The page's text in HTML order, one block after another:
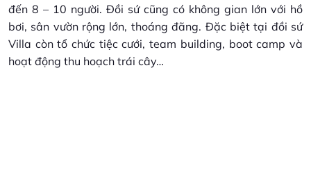
đến 8 – 10 người. Đồi sứ cũng có không gian lớn với hồ
bơi, sân vườn rộng lớn, thoáng đãng. Đặc biệt tại đồi sứ
Villa còn tổ chức tiệc cưới, team building, boot camp và
hoạt động thu hoạch trái cây…